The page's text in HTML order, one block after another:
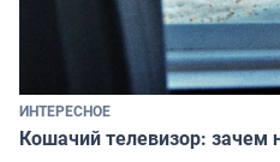
ИНТЕРЕСНОЕ
Кошачий телевизор: